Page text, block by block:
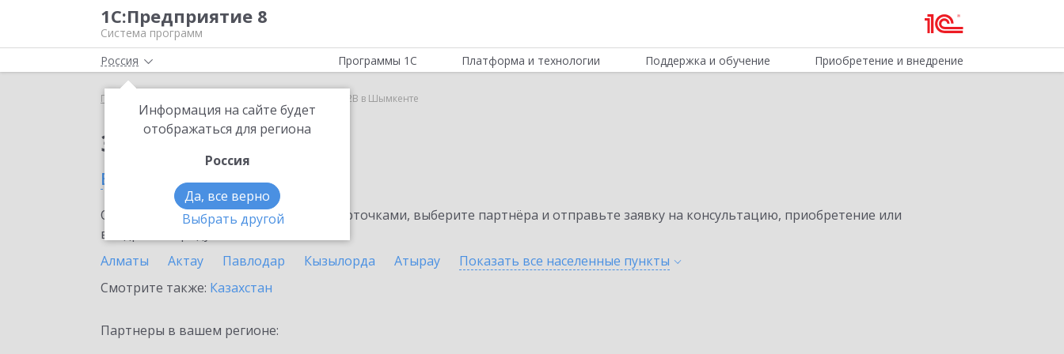
1С:Предприятие 8
Система программ
Россия
Информация на сайте будет
отображаться для региона
Россия
Да, все верно
Выбрать другой
Программы 1С Платформа и технологии Поддержка и обучение Приобретение и внедрение
Главная 1С:СБП B2B в Шымкенте
Заказать 1С:СБП B2B
в Шымкенте
Ознакомьтесь с информационными карточками, выберите партнёра и отправьте заявку на консультацию, приобретение или
внедрение продукта.
Алматы
Актау Павлодар Кызылорда Атырау Показать все населенные пункты
Смотрите также: Казахстан
Партнеры в вашем регионе: